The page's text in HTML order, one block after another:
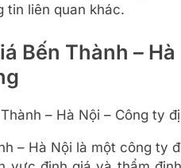
tin liên quan khác.
Bến Thành –
– Hà Nội – Công ty
– Hà Nội là một công ty